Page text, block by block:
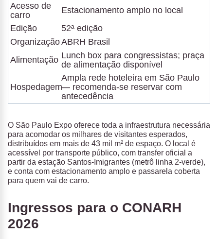
Acesso de
carro
Estacionamento amplo no local
Edição
52ª edição
OrganizaçãoABRH Brasil
Alimentação Lunch box para congressistas; praça
de alimentação disponível
Hospedagem
Ampla rede hoteleira em São Paulo
— recomenda-se reservar com
antecedência
O São Paulo Expo oferece toda a infraestrutura necessária
para acomodar os milhares de visitantes esperados,
distribuídos em mais de 43 mil m² de espaço. O local é
acessível por transporte público, com transfer oficial a
partir da estação Santos-Imigrantes (metrô linha 2-verde),
e conta com estacionamento amplo e passarela coberta
para quem vai de carro.
Ingressos para o CONARH
2026